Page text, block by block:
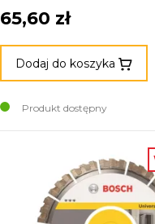
65,60 zł
Dodaj do koszyka
Produkt dostępny